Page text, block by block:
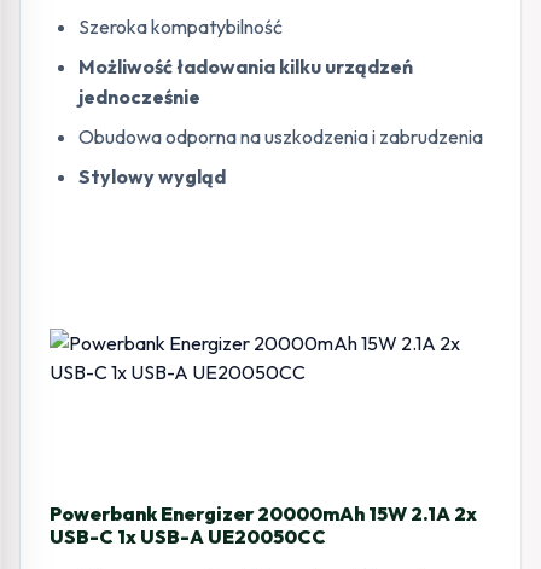
Szeroka kompatybilność
Możliwość ładowania kilku urządzeń
jednocześnie
Obudowa odporna na uszkodzenia i zabrudzenia
Stylowy wygląd
Powerbank Energizer 20000mAh 15W 2.1A 2x
USB-C 1x USB-A UE20050CC